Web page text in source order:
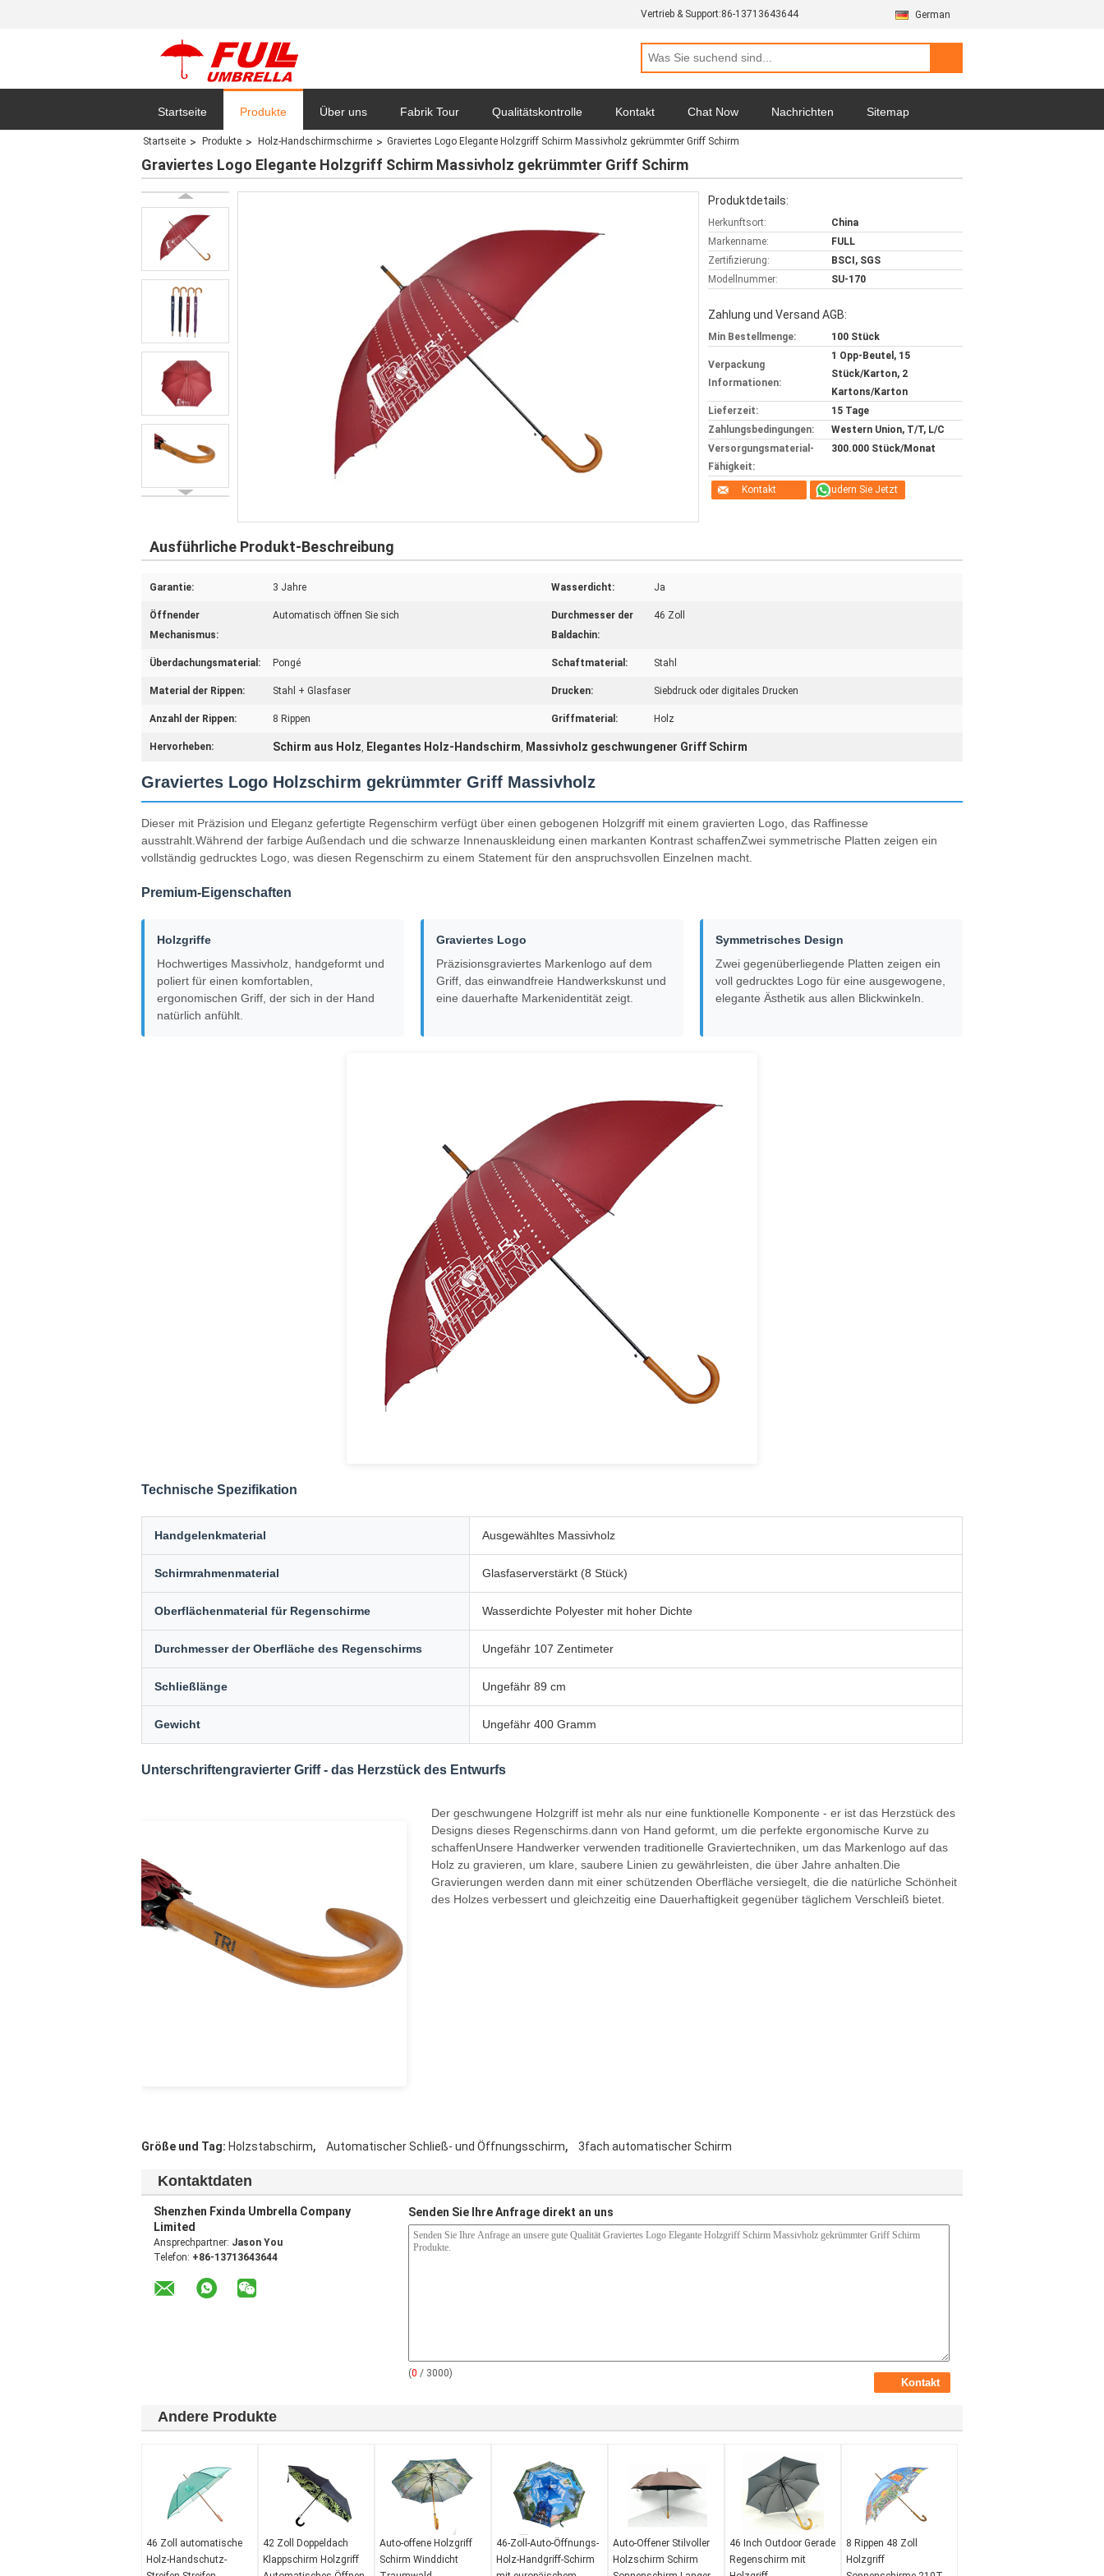
Vertrieb & Support:86-13713643644 German
Startseite Produkte Über uns Fabrik Tour Qualitätskontrolle Kontakt Chat Now Nachrichten Sitemap
Datenschutz-Bestimmungen Alle Fälle
Startseite Produkte Holz-Handschirmschirme Graviertes Logo Elegante Holzgriff Schirm Massivholz gekrümmter Griff Schirm
Graviertes Logo Elegante Holzgriff Schirm Massivholz gekrümmter Griff Schirm
Produktdetails:
Herkunftsort:
China
Markenname:
FULL
Zertifizierung:
BSCI, SGS
Modellnummer:
SU-170
Zahlung und Versand AGB:
Min Bestellmenge: 100 Stück
Verpackung
Informationen:
1 Opp-Beutel, 15
Stück/Karton, 2
Kartons/Karton
Lieferzeit:
15 Tage
Zahlungsbedingungen:
Western Union, T/T, L/C
Versorgungsmaterial-
Fähigkeit:
300.000 Stück/Monat
Kontakt Plaudern Sie Jetzt
Ausführliche Produkt-Beschreibung
Garantie: 3 Jahre Wasserdicht: Ja
Öffnender
Mechanismus:
Automatisch öffnen Sie sich
Durchmesser der
Baldachin:
46 Zoll
Überdachungsmaterial: Pongé Schaftmaterial: Stahl
Material der Rippen: Stahl + Glasfaser Drucken: Siebdruck oder digitales Drucken
Anzahl der Rippen: 8 Rippen Griffmaterial: Holz
Hervorheben: Schirm aus Holz, Elegantes Holz-Handschirm, Massivholz geschwungener Griff Schirm
Graviertes Logo Holzschirm gekrümmter Griff Massivholz
Dieser mit Präzision und Eleganz gefertigte Regenschirm verfügt über einen gebogenen Holzgriff mit einem gravierten Logo, das Raffinesse
ausstrahlt.Während der farbige Außendach und die schwarze Innenauskleidung einen markanten Kontrast schaffenZwei symmetrische Platten zeigen ein
vollständig gedrucktes Logo, was diesen Regenschirm zu einem Statement für den anspruchsvollen Einzelnen macht.
Premium-Eigenschaften
Holzgriffe
Hochwertiges Massivholz, handgeformt und
poliert für einen komfortablen,
ergonomischen Griff, der sich in der Hand
natürlich anfühlt.
Graviertes Logo
Präzisionsgraviertes Markenlogo auf dem
Griff, das einwandfreie Handwerkskunst und
eine dauerhafte Markenidentität zeigt.
Symmetrisches Design
Zwei gegenüberliegende Platten zeigen ein
voll gedrucktes Logo für eine ausgewogene,
elegante Ästhetik aus allen Blickwinkeln.
Technische Spezifikation
Handgelenkmaterial Ausgewähltes Massivholz
Schirmrahmenmaterial Glasfaserverstärkt (8 Stück)
Oberflächenmaterial für Regenschirme Wasserdichte Polyester mit hoher Dichte
Durchmesser der Oberfläche des Regenschirms Ungefähr 107 Zentimeter
Schließlänge Ungefähr 89 cm
Gewicht Ungefähr 400 Gramm
Unterschriftengravierter Griff - das Herzstück des Entwurfs
Der geschwungene Holzgriff ist mehr als nur eine funktionelle Komponente - er ist das Herzstück des
Designs dieses Regenschirms.dann von Hand geformt, um die perfekte ergonomische Kurve zu
schaffenUnsere Handwerker verwenden traditionelle Graviertechniken, um das Markenlogo auf das
Holz zu gravieren, um klare, saubere Linien zu gewährleisten, die über Jahre anhalten.Die
Gravierungen werden dann mit einer schützenden Oberfläche versiegelt, die die natürliche Schönheit
des Holzes verbessert und gleichzeitig eine Dauerhaftigkeit gegenüber täglichem Verschleiß bietet.
Größe und Tag: Holzstabschirm, Automatischer Schließ- und Öffnungsschirm, 3fach automatischer Schirm
Kontaktdaten
Shenzhen Fxinda Umbrella Company
Limited
Ansprechpartner: Jason You
Telefon: +86-13713643644
Senden Sie Ihre Anfrage direkt an uns
(0 / 3000)
Andere Produkte
46 Zoll automatische
Holz-Handschutz-
42 Zoll Doppeldach
Klappschirm Holzgriff
Auto-offene Holzgriff
Schirm Winddicht
46-Zoll-Auto-Öffnungs-
Holz-Handgriff-Schirm
Auto-Offener Stilvoller
Holzschirm Schirm
46 Inch Outdoor Gerade
Regenschirm mit
8 Rippen 48 Zoll
Holzgriff